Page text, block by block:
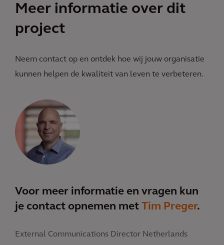
Meer informatie over dit
project
Neem contact op en ontdek hoe wij jouw organisatie
kunnen helpen de kwaliteit van leven te verbeteren.
Voor meer informatie en vragen kun
je contact opnemen met Tim Preger.
External Communications Director Netherlands